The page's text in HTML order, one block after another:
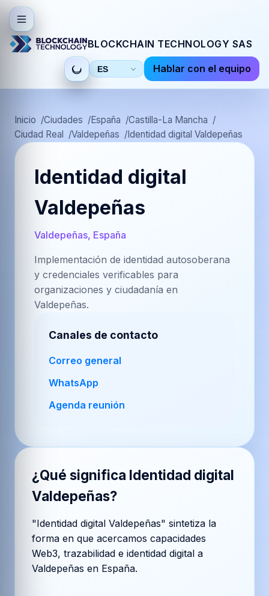
BLOCKCHAIN TECHNOLOGY SAS
Seleccionar
idioma
Hablar con el equipo
Inicio Ciudades España
Castilla-La Mancha
Ciudad Real
Valdepeñas Identidad digital Valdepeñas
Identidad digital
Valdepeñas
Valdepeñas, España
Implementación de identidad autosoberana
y credenciales verificables para
organizaciones y ciudadanía en
Valdepeñas.
Canales de contacto
Correo general
WhatsApp
Agenda reunión
¿Qué significa Identidad digital
Valdepeñas?
"Identidad digital Valdepeñas" sintetiza la
forma en que acercamos capacidades
Web3, trazabilidad e identidad digital a
Valdepeñas en España.